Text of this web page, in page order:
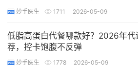
妙手医生 1711 2026-05-09
低脂高蛋白代餐哪款好？2026年代
荐，控卡饱腹不反弹
妙手医生 1778 2026-05-09